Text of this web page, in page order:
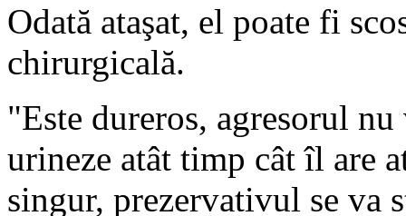
Odată ataşat, el poate fi
chirurgicală.
"Este dureros, agresorul
urineze atât timp cât îl are
singur, prezervativul se va